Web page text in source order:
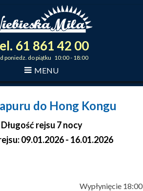
61 861 42 00
poniedz. do piątku 10:00 - 18:00
MENU
do Hong Kongu
Długość rejsu 7 nocy
09.01.2026 - 16.01.2026
Wypłynięcie 18:00